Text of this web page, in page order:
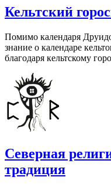
Кельтский
Помимо календаря
знание о календаре
благодаря кельтскому
Северная
традиция